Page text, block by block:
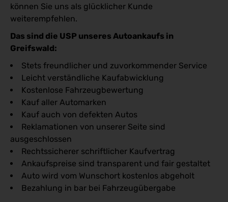
können Sie uns als glücklicher Kunde
weiterempfehlen.
Das sind die USP unseres Autoankaufs in
Greifswald:
Stets freundlicher und zuvorkommender Service
Leicht verständliche Kaufabwicklung
Kostenlose Fahrzeugbewertung
Kauf aller Automarken
Kauf auch von defekten Autos
Reklamationen von unserer Seite sind
ausgeschlossen
Rechtssicherer schriftlicher Kaufvertrag
Ankaufspreise sind transparent und fair gestaltet
Auto wird vom Wunschort kostenlos abgeholt
Bezahlung in bar bei Fahrzeugübergabe